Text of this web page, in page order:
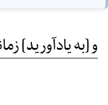
و [به یادآورید]